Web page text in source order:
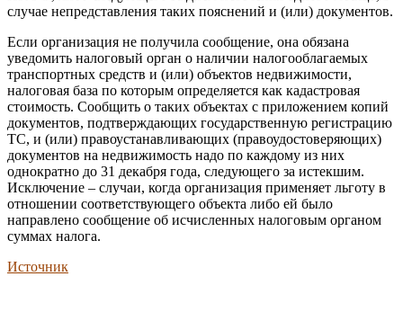
случае непредставления таких пояснений и (или) документов.
Если организация не получила сообщение, она обязана
уведомить налоговый орган о наличии налогооблагаемых
транспортных средств и (или) объектов недвижимости,
налоговая база по которым определяется как кадастровая
стоимость. Сообщить о таких объектах с приложением копий
документов, подтверждающих государственную регистрацию
ТС, и (или) правоустанавливающих (правоудостоверяющих)
документов на недвижимость надо по каждому из них
однократно до 31 декабря года, следующего за истекшим.
Исключение – случаи, когда организация применяет льготу в
отношении соответствующего объекта либо ей было
направлено сообщение об исчисленных налоговым органом
суммах налога.
Источник